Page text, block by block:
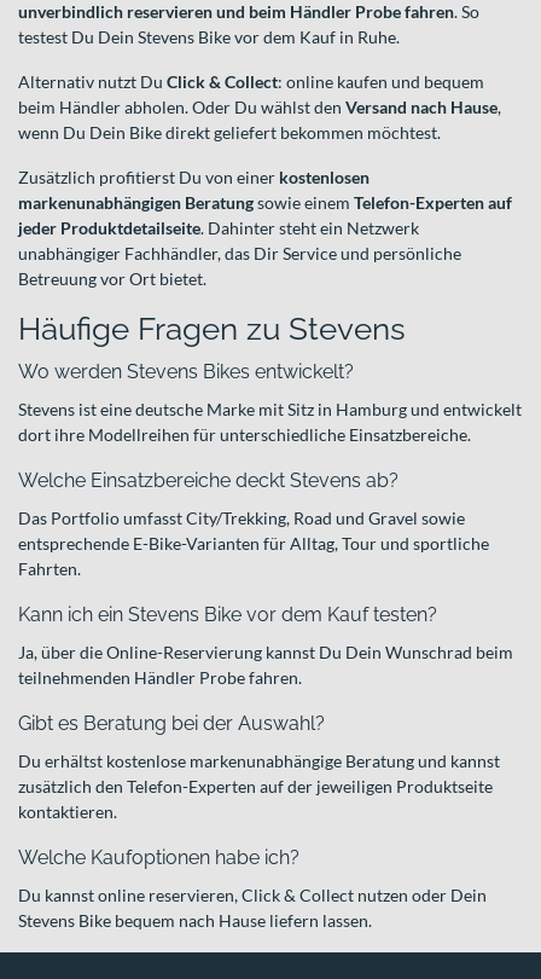
unverbindlich reservieren und beim Händler Probe fahren. So
testest Du Dein Stevens Bike vor dem Kauf in Ruhe.
Alternativ nutzt Du Click & Collect: online kaufen und bequem
beim Händler abholen. Oder Du wählst den Versand nach Hause,
wenn Du Dein Bike direkt geliefert bekommen möchtest.
Zusätzlich profitierst Du von einer kostenlosen
markenunabhängigen Beratungsowie einem Telefon-Experten auf
jeder Produktdetailseite. Dahinter steht ein Netzwerk
unabhängiger Fachhändler, das Dir Service und persönliche
Betreuung vor Ort bietet.
Häufige Fragen zu Stevens
Wo werden Stevens Bikes entwickelt?
Stevens ist eine deutsche Marke mit Sitz in Hamburg und entwickelt
dort ihre Modellreihen für unterschiedliche Einsatzbereiche.
Welche Einsatzbereiche deckt Stevens ab?
Das Portfolio umfasst City/Trekking, Road und Gravel sowie
entsprechende E-Bike-Varianten für Alltag, Tour und sportliche
Fahrten.
Kann ich ein Stevens Bike vor dem Kauf testen?
Ja, über die Online-Reservierung kannst Du Dein Wunschrad beim
teilnehmenden Händler Probe fahren.
Gibt es Beratung bei der Auswahl?
Du erhältst kostenlose markenunabhängige Beratung und kannst
zusätzlich den Telefon-Experten auf der jeweiligen Produktseite
kontaktieren.
Welche Kaufoptionen habe ich?
Du kannst online reservieren, Click & Collect nutzen oder Dein
Stevens Bike bequem nach Hause liefern lassen.